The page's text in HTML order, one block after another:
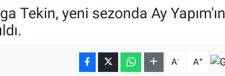
Tekin, yeni sezonda Ay Yapım'ın
A- A+